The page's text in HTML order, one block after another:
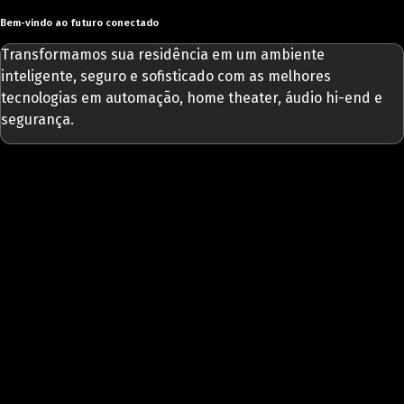
Bem-vindo ao futuro conectado
Transformamos sua residência em um ambiente
inteligente, seguro e sofisticado com as melhores
tecnologias em automação, home theater, áudio hi-end e
segurança.